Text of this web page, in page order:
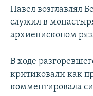
Павел возглавлял
служил в
архиепископом
В ходе
критиковали как
комментировала